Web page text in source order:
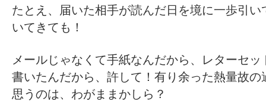
たとえ、届いた相手が読んだ日を境に一歩引い
いてきても！
メールじゃなくて手紙なんだから、レターセ
書いたんだから、許して！有り余った熱量故の
思うのは、わがままかしら？